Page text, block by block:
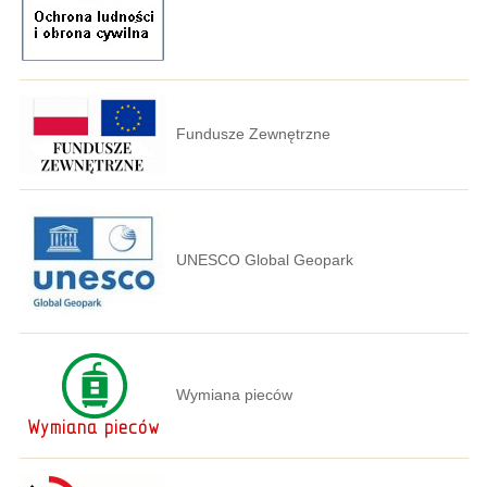
Fundusze Zewnętrzne
UNESCO Global Geopark
Wymiana pieców